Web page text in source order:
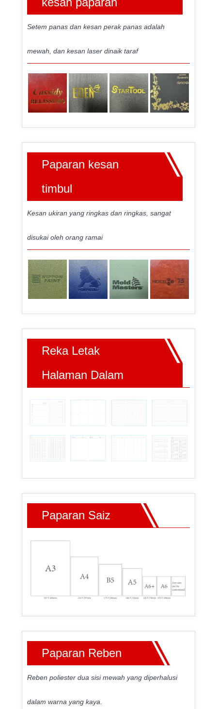
Setem panas dan kesan perak panas adalah
mewah, dan kesan laser dinaik taraf
Paparan kesan
timbul
Kesan ukiran yang ringkas dan ringkas, sangat
disukai oleh orang ramai
Reka Letak
Halaman Dalam
Paparan Saiz
Paparan Reben
Reben poliester dua sisi mewah yang diperhalusi
dalam warna yang kaya.